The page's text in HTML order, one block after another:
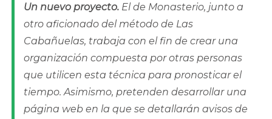
Un nuevo proyecto.El de Monasterio, junto a
otro aficionado del método de Las
Cabañuelas, trabaja con el fin de crear una
organización compuesta por otras personas
que utilicen esta técnica para pronosticar el
tiempo. Asimismo, pretenden desarrollar una
página web en la que se detallarán avisos de